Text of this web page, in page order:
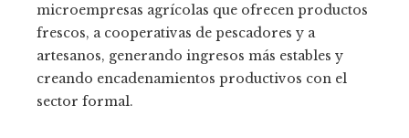
microempresas agrícolas que ofrecen productos
frescos, a cooperativas de pescadores y a
artesanos, generando ingresos más estables y
creando encadenamientos productivos con el
sector formal.